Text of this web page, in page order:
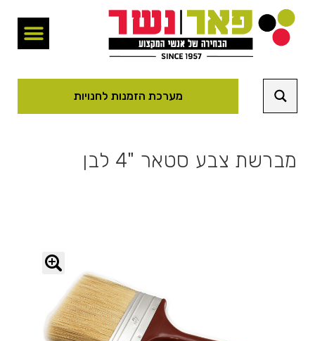
מערכת הזמנות לחנויות
מברשת צבע סטאר "4 לבן